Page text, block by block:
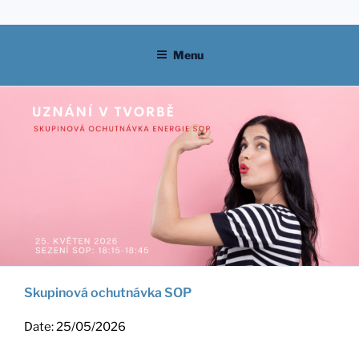
to
Menu
Skupinová ochutnávka SOP
Date:25/05/2026